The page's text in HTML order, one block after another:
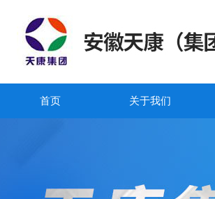
首页 关于我们